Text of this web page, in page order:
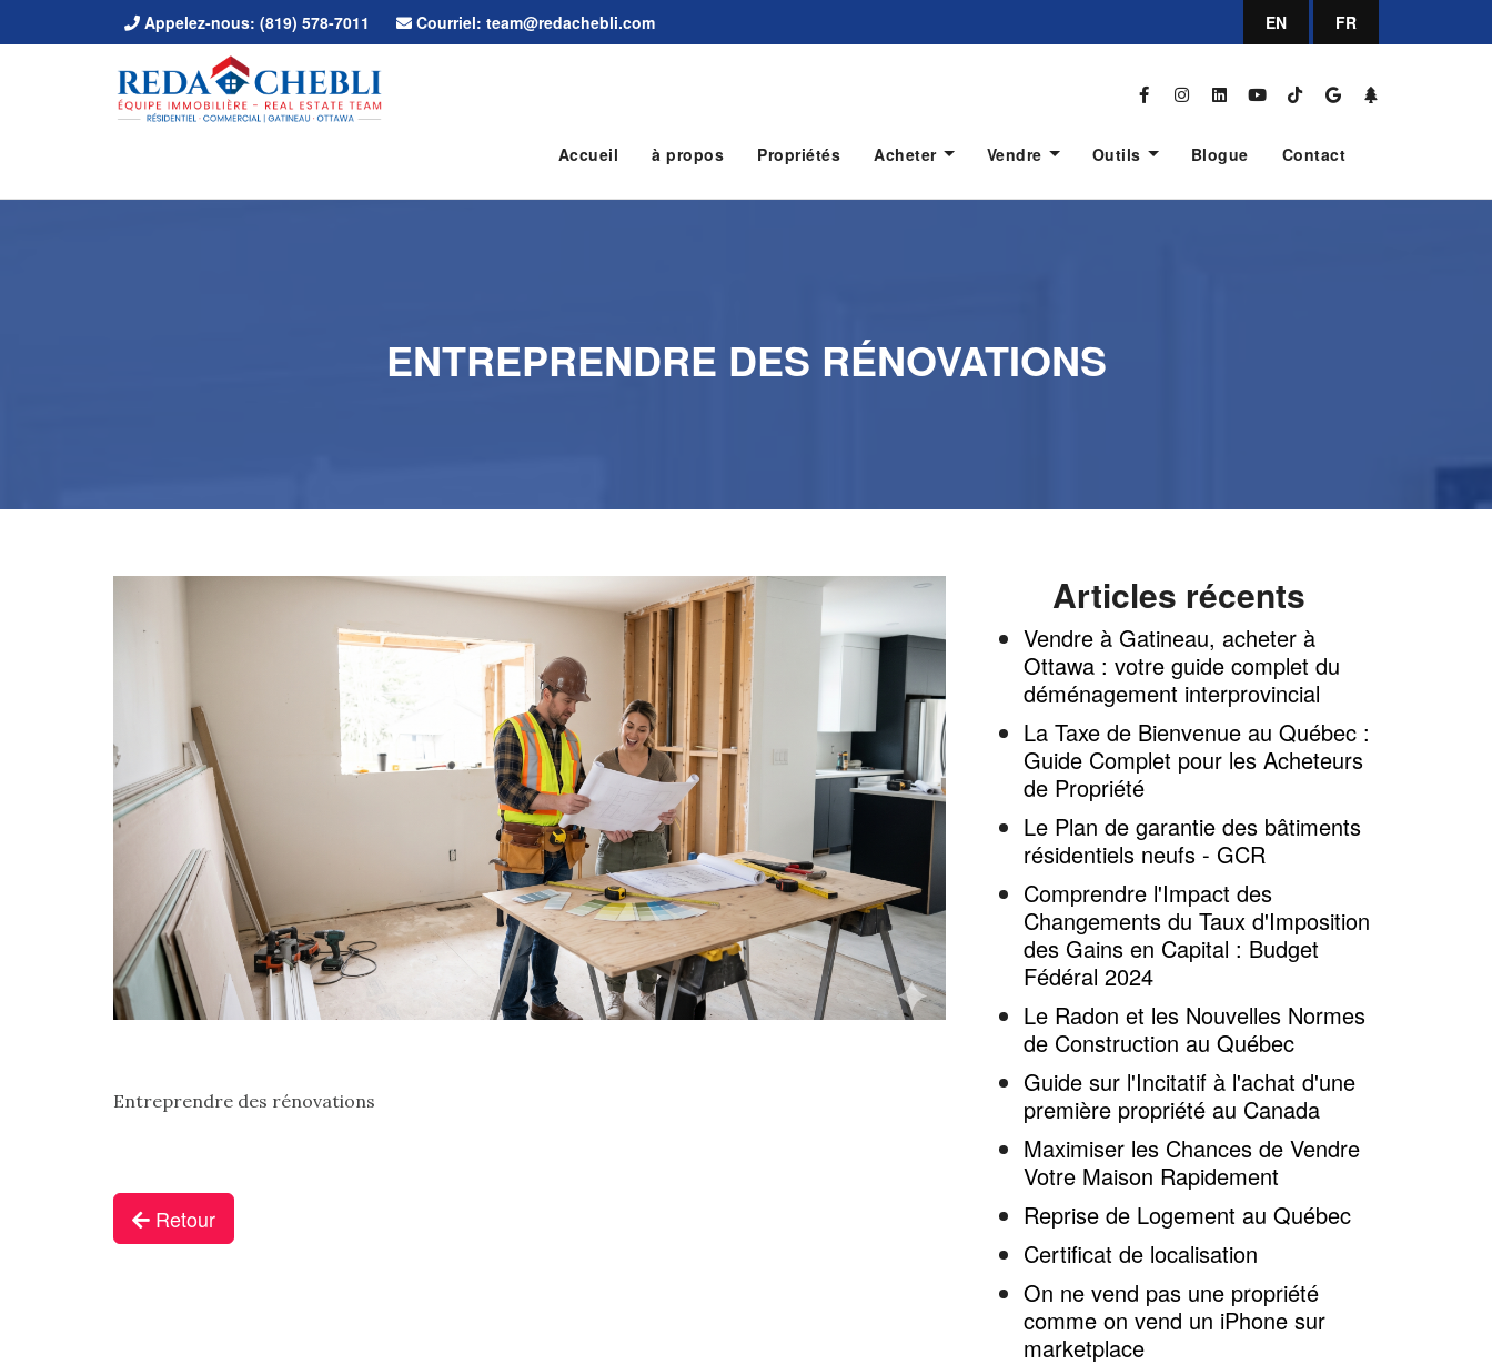
Appelez-nous: (819) 578-7011 Courriel: team@redachebli.com EN FR
Accueil à propos Propriétés Acheter Vendre Outils Blogue Contact
ENTREPRENDRE DES RÉNOVATIONS
Entreprendre des rénovations
Retour
Articles récents
Vendre à Gatineau, acheter à
Ottawa : votre guide complet du
déménagement interprovincial
La Taxe de Bienvenue au Québec :
Guide Complet pour les Acheteurs
de Propriété
Le Plan de garantie des bâtiments
résidentiels neufs - GCR
Comprendre l'Impact des
Changements du Taux d'Imposition
des Gains en Capital : Budget
Fédéral 2024
Le Radon et les Nouvelles Normes
de Construction au Québec
Guide sur l'Incitatif à l'achat d'une
première propriété au Canada
Maximiser les Chances de Vendre
Votre Maison Rapidement
Reprise de Logement au Québec
Certificat de localisation
On ne vend pas une propriété
comme on vend un iPhone sur
marketplace